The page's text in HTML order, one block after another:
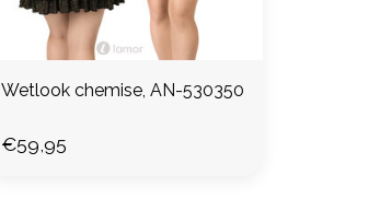
Wetlook chemise, AN-530350
€59,95